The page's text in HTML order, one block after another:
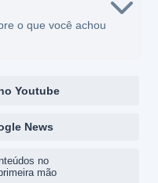
o que você achou
Youtube
News
no
mão